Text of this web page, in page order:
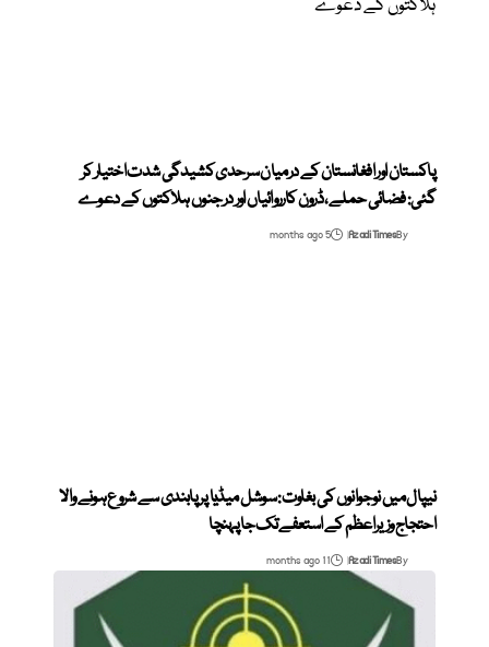
پاکستان اور افغانستان کے درمیان سرحدی کشیدگی شدت اختیار کر
گئی: فضائی حملے، ڈرون کارروائیاں اور درجنوں ہلاکتوں کے دعوے
By
Azadi Times
5 months ago
نیپال میں نوجوانوں کی بغاوت: سوشل میڈیا پر پابندی سے شروع ہونے والا
احتجاج وزیراعظم کے استعفے تک جا پہنچا
By
Azadi Times
11 months ago